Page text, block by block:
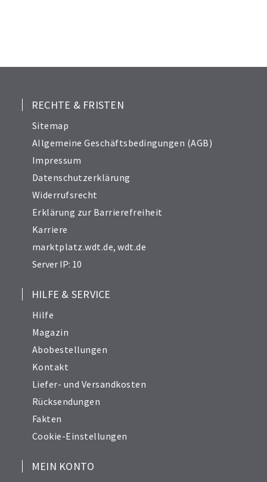
RECHTE & FRISTEN
Sitemap
Allgemeine Geschäftsbedingungen (AGB)
Impressum
Datenschutzerklärung
Widerrufsrecht
Erklärung zur Barrierefreiheit
Karriere
marktplatz.wdt.de,wdt.de
Server IP: 10
HILFE & SERVICE
Hilfe
Magazin
Abobestellungen
Kontakt
Liefer- und Versandkosten
Rücksendungen
Fakten
Cookie-Einstellungen
MEIN KONTO